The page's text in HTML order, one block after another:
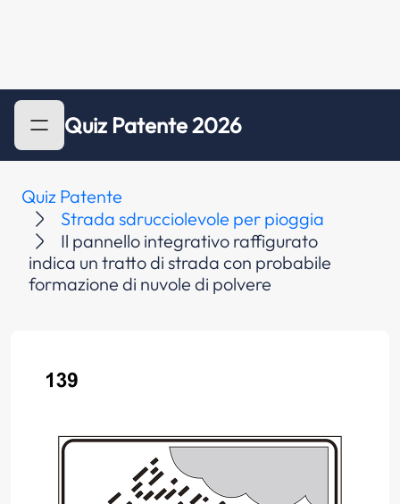
Quiz Patente 2026
Quiz Patente
Strada sdrucciolevole per pioggia
Il pannello integrativo raffigurato
indica un tratto di strada con probabile
formazione di nuvole di polvere